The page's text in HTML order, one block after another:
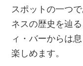
スポットの一つ
ネスの歴史を辿
ィ・バーからは
楽しめます。